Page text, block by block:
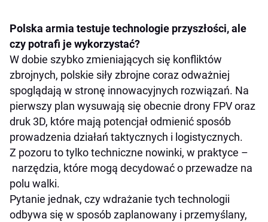
Polska armia testuje technologie przyszłości, ale
czy potrafi je wykorzystać?
W dobie szybko zmieniających się konfliktów
zbrojnych, polskie siły zbrojne coraz odważniej
spoglądają w stronę innowacyjnych rozwiązań. Na
pierwszy plan wysuwają się obecnie drony FPV oraz
druk 3D, które mają potencjał odmienić sposób
prowadzenia działań taktycznych i logistycznych.
Z pozoru to tylko techniczne nowinki, w praktyce –
narzędzia, które mogą decydować o przewadze na
polu walki.
Pytanie jednak, czy wdrażanie tych technologii
odbywa się w sposób zaplanowany i przemyślany,